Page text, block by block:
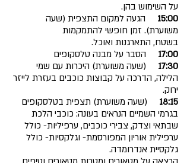
על השימוש בהן.
15:00 הגעה למקום התצפית (שעה
משוערת). זמן חופשי להתמקמות
בשטח, התארגנות ואוכל.
17:00 הסבר על מבנה טלסקופים
17:30 (שעה משוערת) היכרות עם שמי
הלילה, הדרכה על קבוצות כוכבים בעזרת לייזר
ירוק.
18:15 (שעה משוערת) תצפית בטלסקופים
בגרמי השמיים הנראים בעונה: כוכבי הלכת
שבתאי וצדק, צבירי כוכבים, ערפיליות- כולל
ערפילית אוריון המפורסמת- וגלקסיות- כולל
גלקסיית אנדרומדה.